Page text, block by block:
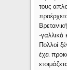
τους
-γαλλικά
Πολλοί
έχει